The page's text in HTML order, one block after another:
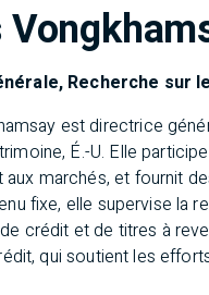
Recherche sur
est directrice
É.-U. Elle
marchés, et fournit
fixe, elle supervise la
crédit et de titres à
qui soutient les